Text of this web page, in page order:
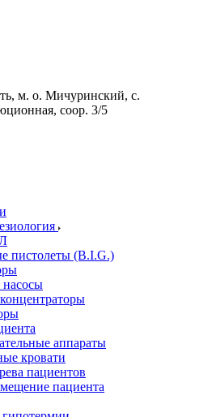
м. о. Мичуринский, с.
соор. 3/5
пистолеты (B.I.G.)
аппараты
кровати
пациентов
пациента